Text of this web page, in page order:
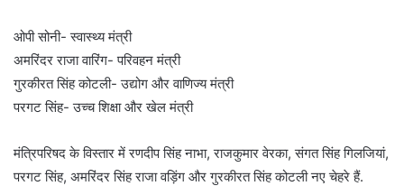
ओपी सोनी- स्वास्थ्य मंत्री
अमरिंदर राजा वारिंग- परिवहन मंत्री
गुरकीरत सिंह कोटली- उद्योग और वाणिज्य मंत्री
परगट सिंह- उच्च शिक्षा और खेल मंत्री
मंत्रिपरिषद के विस्तार में रणदीप सिंह नाभा, राजकुमार वेरका, संगत सिंह गिलजियां,
परगट सिंह, अमरिंदर सिंह राजा वड़िंग और गुरकीरत सिंह कोटली नए चेहरे हैं.